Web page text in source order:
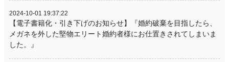
2024-10-01 19:37:22
【電子書籍化・引き下げのお知らせ】『婚約破棄を目指したら、
メガネを外した堅物エリート婚約者様にお仕置きされてしまいま
した。』